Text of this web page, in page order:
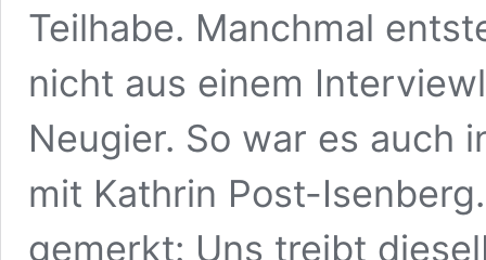
Teilhabe. Manchmal
nicht aus einem
Neugier. So war es auch
mit Kathrin Post-
gemerkt: Uns treibt